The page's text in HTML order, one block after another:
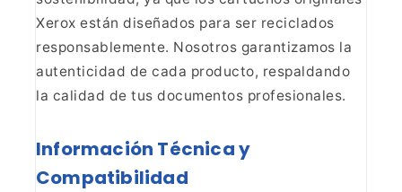
Xerox están diseñados para ser reciclados
responsablemente. Nosotros garantizamos la
autenticidad de cada producto, respaldando
la calidad de tus documentos profesionales.
Información Técnica y
Compatibilidad